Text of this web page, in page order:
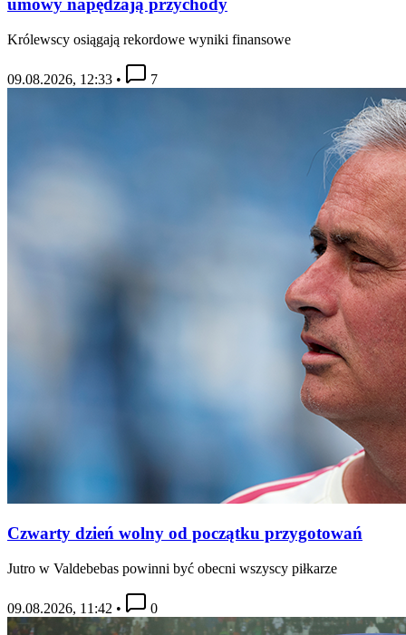
umowy napędzają przychody
Królewscy osiągają rekordowe wyniki finansowe
09.08.2026, 12:33 • 7
Czwarty dzień wolny od początku przygotowań
Jutro w Valdebebas powinni być obecni wszyscy piłkarze
09.08.2026, 11:42 • 0